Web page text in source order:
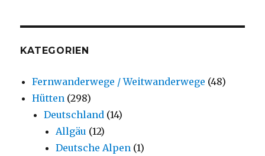
KATEGORIEN
Fernwanderwege / Weitwanderwege (48)
Hütten (298)
Deutschland (14)
Allgäu (12)
Deutsche Alpen (1)